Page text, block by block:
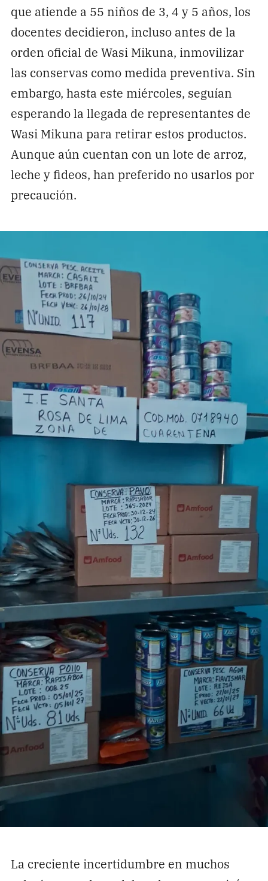
que atiende a 55 niños de 3, 4 y 5 años, los
docentes decidieron, incluso antes de la
orden oficial de Wasi Mikuna, inmovilizar
las conservas como medida preventiva. Sin
embargo, hasta este miércoles, seguían
esperando la llegada de representantes de
Wasi Mikuna para retirar estos productos.
Aunque aún cuentan con un lote de arroz,
leche y fideos, han preferido no usarlos por
precaución.
La creciente incertidumbre en muchos